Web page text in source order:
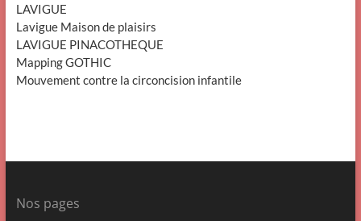
LAVIGUE
Lavigue Maison de plaisirs
LAVIGUE PINACOTHEQUE
Mapping GOTHIC
Mouvement contre la circoncision infantile
Nos pages